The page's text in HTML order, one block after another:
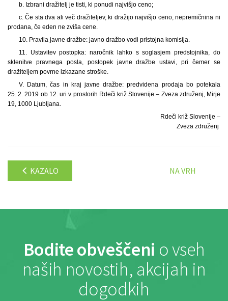
b. Izbrani dražitelj je tisti, ki ponudi najvišjo ceno;
c. Če sta dva ali več dražiteljev, ki dražijo najvišjo ceno, nepremičnina ni
prodana, če eden ne zviša cene.
10. Pravila javne dražbe: javno dražbo vodi pristojna komisija.
11. Ustavitev postopka: naročnik lahko s soglasjem predstojnika, do
sklenitve pravnega posla, postopek javne dražbe ustavi, pri čemer se
dražiteljem povrne izkazane stroške.
V. Datum, čas in kraj javne dražbe: predvidena prodaja bo potekala
25. 2. 2019 ob 12. uri v prostorih Rdeči križ Slovenije – Zveza združenj, Mirje
19, 1000 Ljubljana.
Rdeči križ Slovenije –
Zveza združenj
KAZALO NA VRH
Bodite obveščeni o vseh
naših novostih, akcijah in
dogodkih